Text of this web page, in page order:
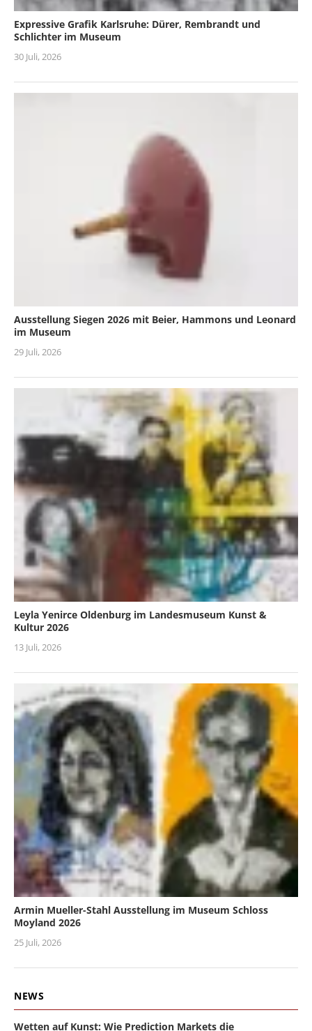
Expressive Grafik Karlsruhe: Dürer, Rembrandt und
Schlichter im Museum
30 Juli, 2026
Ausstellung Siegen 2026 mit Beier, Hammons und Leonard
im Museum
29 Juli, 2026
Leyla Yenirce Oldenburg im Landesmuseum Kunst &
Kultur 2026
13 Juli, 2026
Armin Mueller-Stahl Ausstellung im Museum Schloss
Moyland 2026
25 Juli, 2026
NEWS
Wetten auf Kunst: Wie Prediction Markets die